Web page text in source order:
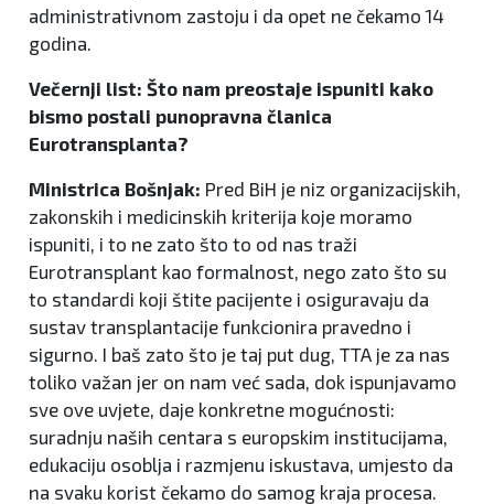
administrativnom zastoju i da opet ne čekamo 14
godina.
Večernji list: Što nam preostaje ispuniti kako
bismo postali punopravna članica
Eurotransplanta?
Ministrica Bošnjak: Pred BiH je niz organizacijskih,
zakonskih i medicinskih kriterija koje moramo
ispuniti, i to ne zato što to od nas traži
Eurotransplant kao formalnost, nego zato što su
to standardi koji štite pacijente i osiguravaju da
sustav transplantacije funkcionira pravedno i
sigurno. I baš zato što je taj put dug, TTA je za nas
toliko važan jer on nam već sada, dok ispunjavamo
sve ove uvjete, daje konkretne mogućnosti:
suradnju naših centara s europskim institucijama,
edukaciju osoblja i razmjenu iskustava, umjesto da
na svaku korist čekamo do samog kraja procesa.